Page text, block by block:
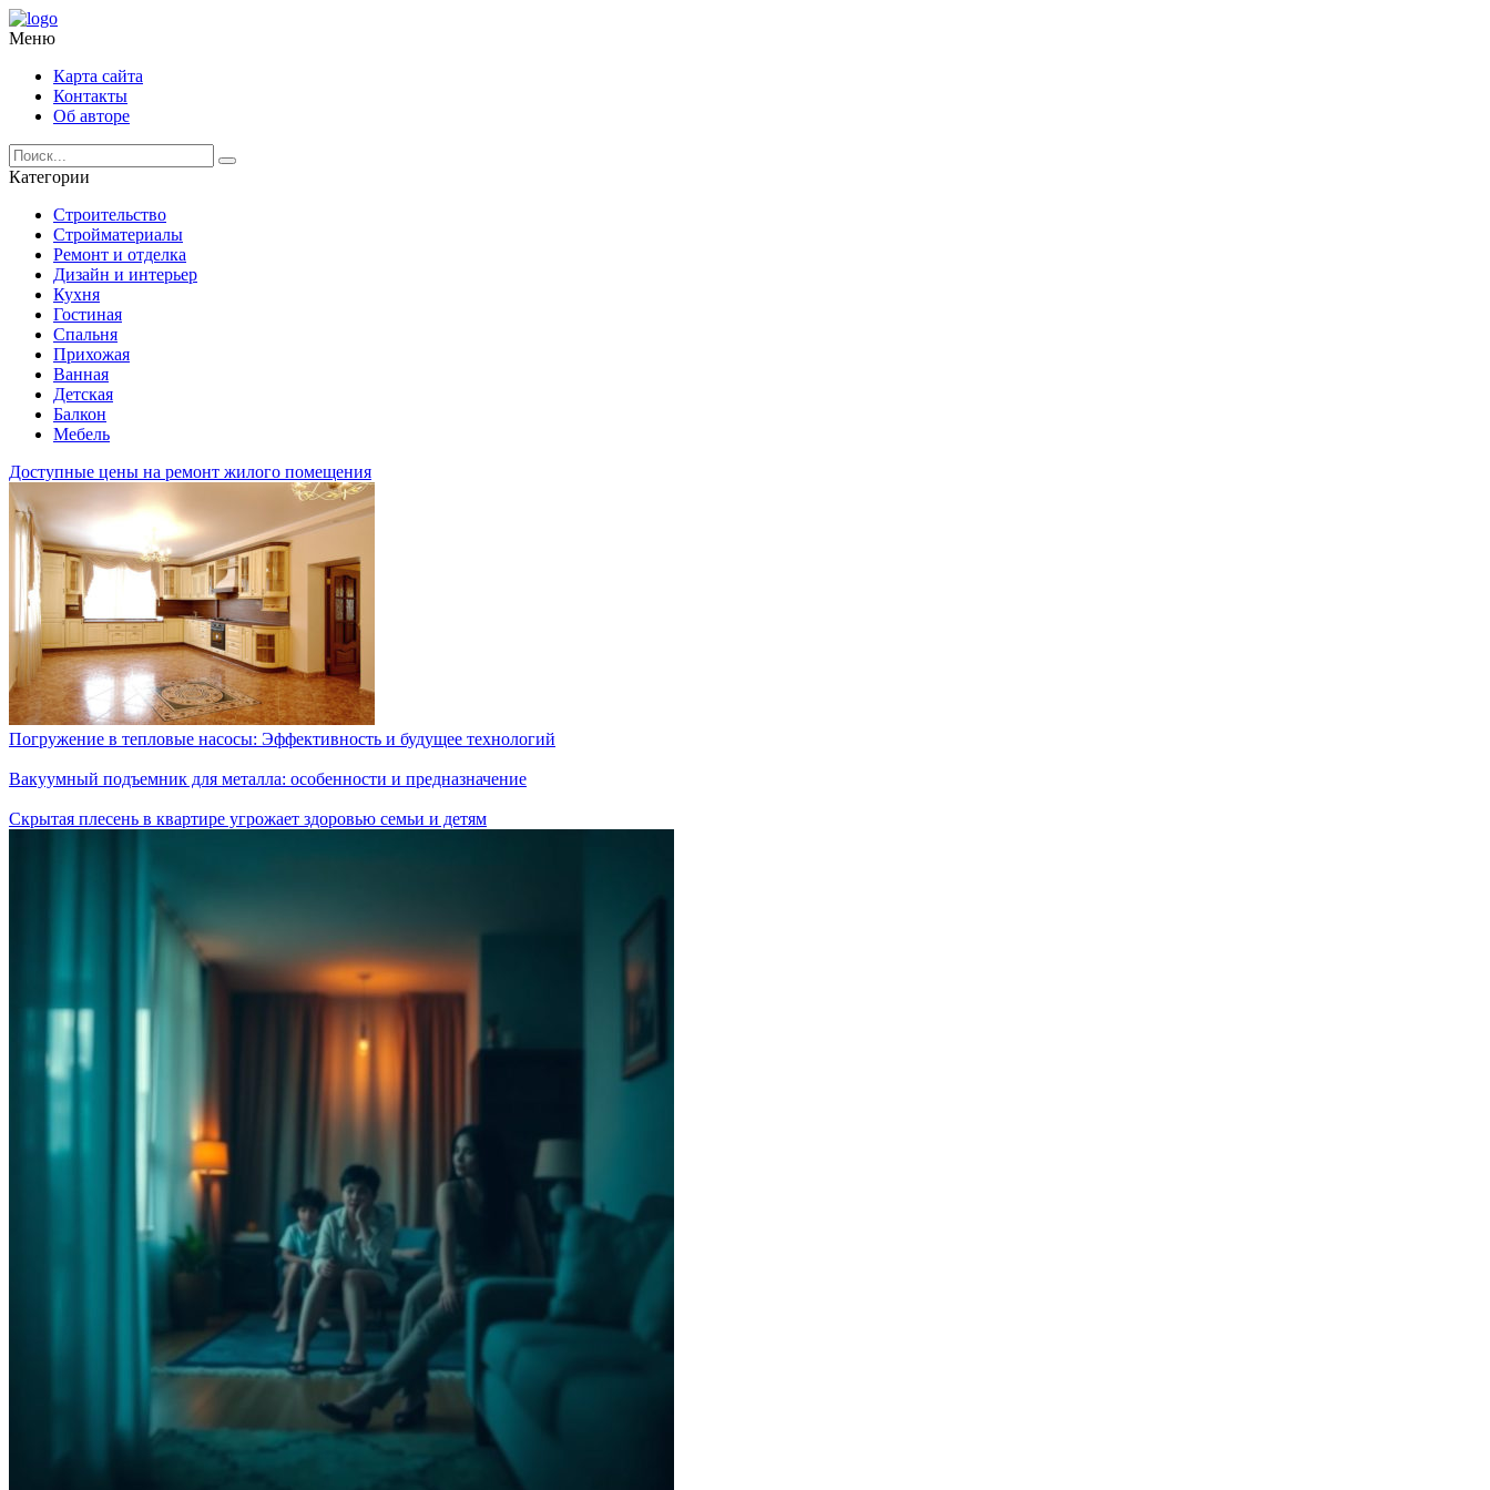
Меню
Карта сайта
Контакты
Об авторе
Категории
Строительство
Стройматериалы
Ремонт и отделка
Дизайн и интерьер
Кухня
Гостиная
Спальня
Прихожая
Ванная
Детская
Балкон
Мебель
Доступные цены на ремонт жилого помещения
Погружение в тепловые насосы: Эффективность и будущее технологий
Вакуумный подъемник для металла: особенности и предназначение
Скрытая плесень в квартире угрожает здоровью семьи и детям